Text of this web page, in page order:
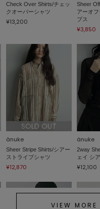
Check Over Shirts/チェッ
クオーバーシャツ
¥13,200
Sheer
アーオ
プス
¥3,850
SOLD OUT
ànuke
Sheer Stripe Shirts/シアー
ストライプシャツ
¥12,870
ànuke
2way
ェイ シ
¥12,100
VIEW MORE